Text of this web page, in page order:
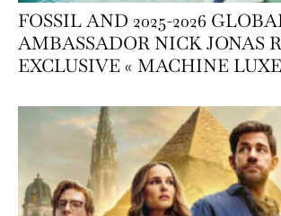
FOSSIL AND 2025-2026
AMBASSADOR NICK JONAS
EXCLUSIVE « MACHINE